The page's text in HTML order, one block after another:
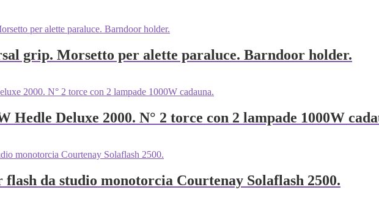
grip. Morsetto per alette paraluce. Barndoor holder.
Hedle Deluxe 2000. N° 2 torce con 2 lampade 1000W
da studio monotorcia Courtenay Solaflash 2500.